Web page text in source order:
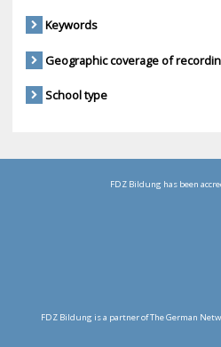
Keywords
Geographic coverage of
School type
FDZ Bildung has been
FDZ Bildung is a partner of The German